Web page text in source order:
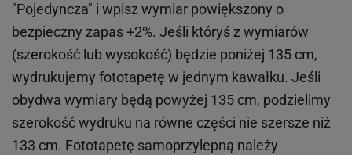
"Pojedyncza" i wpisz wymiar powiększony o
bezpieczny zapas +2%. Jeśli któryś z wymiarów
(szerokość lub wysokość) będzie poniżej 135 cm,
wydrukujemy fototapetę w jednym kawałku. Jeśli
obydwa wymiary będą powyżej 135 cm, podzielimy
szerokość wydruku na równe części nie szersze niż
133 cm. Fototapetę samoprzylepną należy